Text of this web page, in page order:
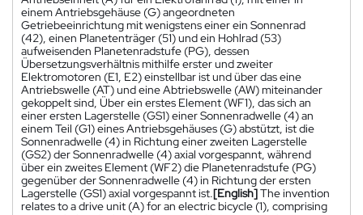
einem Antriebsgehäuse (G) angeordneten
Getriebeeinrichtung mit wenigstens einer ein Sonnenrad
(42), einen Planetenträger (51) und ein Hohlrad (53)
aufweisenden Planetenradstufe (PG), dessen
Übersetzungsverhältnis mithilfe erster und zweiter
Elektromotoren (E1, E2) einstellbar ist und über das eine
Antriebswelle (AT) und eine Abtriebswelle (AW) miteinander
gekoppelt sind, Über ein erstes Element (WF1), das sich an
einer ersten Lagerstelle (GS1) einer Sonnenradwelle (4) an
einem Teil (G1) eines Antriebsgehäuses (G) abstützt, ist die
Sonnenradwelle (4) in Richtung einer zweiten Lagerstelle
(GS2) der Sonnenradwelle (4) axial vorgespannt, während
über ein zweites Element (WF2) die Planetenradstufe (PG)
gegenüber der Sonnenradwelle (4) in Richtung der ersten
Lagerstelle (GS1) axial vorgespannt ist.[English]The invention
relates to a drive unit (A) for an electric bicycle (1), comprising